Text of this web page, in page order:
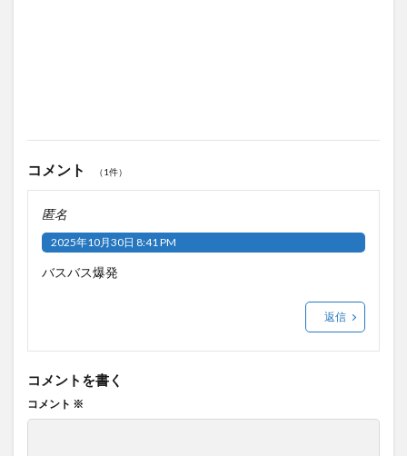
コメント （1件）
匿名
2025年10月30日 8:41 PM
バスバス爆発
返信
コメントを書く
コメント ※